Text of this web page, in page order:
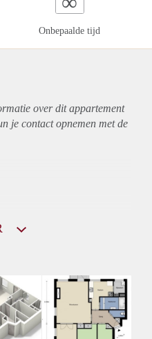
Onbepaalde tijd
over ditappartement
je contact opnemen met de